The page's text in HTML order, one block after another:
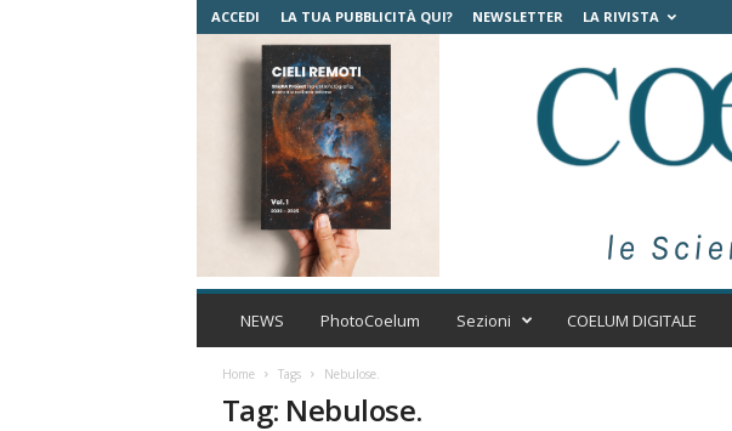
ACCEDI LA TUA PUBBLICITÀ QUI? NEWSLETTER LA RIVISTA
C
NEWS PhotoCoelum Sezioni COELUM DIGITALE
Home Tags Nebulose.
Tag: Nebulose.